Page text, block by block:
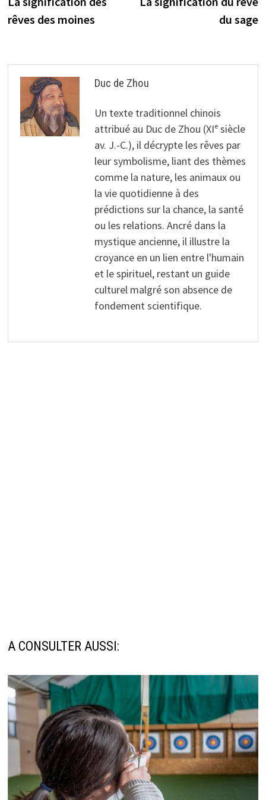
de
rêves des moines
du sage
Duc de Zhou
Un texte traditionnel chinois
attribué au Duc de Zhou (XIᵉ siècle
av. J.-C.), il décrypte les rêves par
leur symbolisme, liant des thèmes
comme la nature, les animaux ou
la vie quotidienne à des
prédictions sur la chance, la santé
ou les relations. Ancré dans la
mystique ancienne, il illustre la
croyance en un lien entre l'humain
et le spirituel, restant un guide
culturel malgré son absence de
fondement scientifique.
A CONSULTER AUSSI: